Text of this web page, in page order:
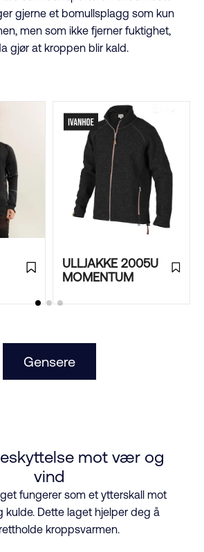
gjerne et bomullsplagg som kun
men som ikke fjerner fuktighet,
gjør at kroppen blir kald.
ULLJAKKE 2005U
MOMENTUM
Gensere
mot vær og
vind
fungerer som et ytterskall mot
kulde. Dette laget hjelper deg å
kroppsvarmen.